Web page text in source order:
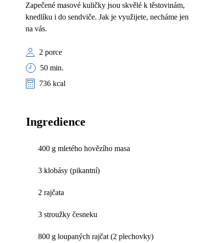
Zapečené masové kuličky jsou skvělé k těstovinám,
knedlíku i do sendviče. Jak je využijete, necháme jen
na vás.
2 porce
50 min.
736 kcal
Ingredience
400 g mletého hovězího masa
3 klobásy (pikantní)
2 rajčata
3 stroužky česneku
800 g loupaných rajčat (2 plechovky)